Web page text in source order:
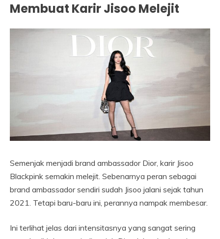
Membuat Karir Jisoo Melejit
Semenjak menjadi brand ambassador Dior, karir Jisoo
Blackpink semakin melejit. Sebenarnya peran sebagai
brand ambassador sendiri sudah Jisoo jalani sejak tahun
2021. Tetapi baru-baru ini, perannya nampak membesar.
Ini terlihat jelas dari intensitasnya yang sangat sering